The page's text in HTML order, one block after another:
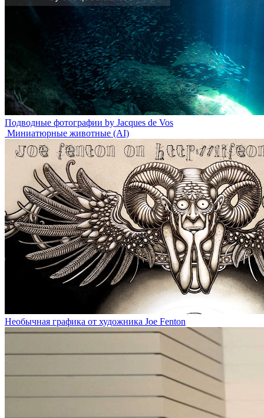
Подводные фотографии by Jacques de Vos
Миниатюрные животные (AI)
Необычная графика от художника Joe Fenton